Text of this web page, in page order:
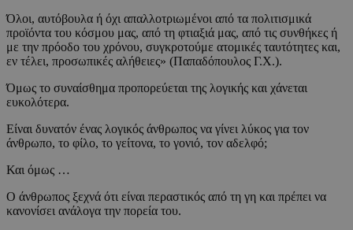
Όλοι, αυτόβουλα ή όχι απαλλοτριωμένοι από τα πολιτισμικά
προϊόντα του κόσμου μας, από τη φτιαξιά μας, από τις συνθήκες ή
με την πρόοδο του χρόνου, συγκροτούμε ατομικές ταυτότητες και,
εν τέλει, προσωπικές αλήθειες» (Παπαδόπουλος Γ.Χ.).
Όμως το συναίσθημα προπορεύεται της λογικής και χάνεται
ευκολότερα.
Είναι δυνατόν ένας λογικός άνθρωπος να γίνει λύκος για τον
άνθρωπο, το φίλο, το γείτονα, το γονιό, τον αδελφό;
Και όμως …
Ο άνθρωπος ξεχνά ότι είναι περαστικός από τη γη και πρέπει να
κανονίσει ανάλογα την πορεία του.